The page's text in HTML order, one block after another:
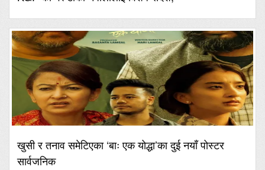
खुसी र तनाव समेटिएका ‘बाः एक योद्धा’का दुई नयाँ पोस्टर
सार्वजनिक